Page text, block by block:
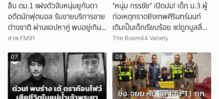
สืบ ตม.1 แฝงตัวจับหนุ่มยูกันดา
อดีตนักฟุตบอล รับขายบริการชาย
ต่างชาติ ผ่านแอปหาคู่ พบอยู่เกิน
กำหนดอนุญาต
สวพ.FM91
"หนุ่ม กรรชัย" เปิดปม! เด็ก ม.3 ผู้
ก่อเหตุกราดยิงเทพศิรินทร์นนท์
เดิมเป็นเด็กเรียบร้อย แต่ถูกบูลลี่
หนัก คาดแรงกดดันสะสมกลายเป็น
The Room44 Variety
07 08